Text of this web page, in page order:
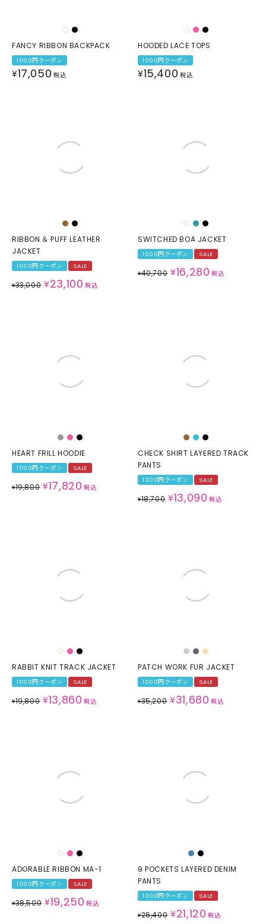
FANCY RIBBON BACKPACK
1000円クーポン
¥17,050 税込
HOODED LACE TOPS
1000円クーポン
¥15,400 税込
RIBBON ＆ PUFF LEATHER
JACKET
1000円クーポン SALE
¥33,000 ¥23,100 税込
SWITCHED BOA JACKET
1000円クーポン SALE
¥40,700 ¥16,280 税込
HEART FRILL HOODIE
1000円クーポン SALE
¥19,800 ¥17,820 税込
CHECK SHIRT LAYERED TRACK
PANTS
1000円クーポン SALE
¥18,700 ¥13,090 税込
RABBIT KNIT TRACK JACKET
1000円クーポン SALE
¥19,800 ¥13,860 税込
PATCH WORK FUR JACKET
1000円クーポン SALE
¥35,200 ¥31,680 税込
ADORABLE RIBBON MA-1
1000円クーポン SALE
¥38,500 ¥19,250 税込
9 POCKETS LAYERED DENIM
PANTS
1000円クーポン SALE
¥26,400 ¥21,120 税込